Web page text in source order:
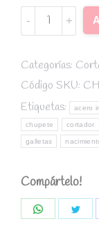
Cortador
de
inoxidable
chupete
quantity
Categorías:
Código SKU:
Etiquetas:
acero
chupete cortador
galletas
Compártelo!